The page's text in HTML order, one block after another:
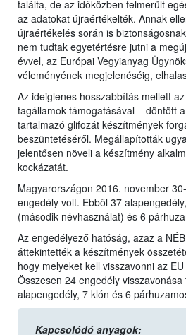
találta, de az időközben felmerült
az adatokat újraértékelték. Annak
újraértékelés során is
nem tudtak egyetértésre jutni a
évvel, az Európai Vegyianyag
véleményének megjelenéséig,
Az ideiglenes hosszabbítás mellett
tagállamok támogatásával – döntött
tartalmazó glifozát készítmények
beszüntetéséről. Megállapították
jelentősen növeli a készítmény
kockázatát.
Magyarországon 2016. november
engedély volt. Ebből 37
(második névhasználat) és 6
Az engedélyező hatóság, azaz a
áttekintették a készítmények
hogy melyeket kell visszavonni az
Összesen 24 engedély
alapengedély, 7 klón és 6
Kapcsolódó anyagok: